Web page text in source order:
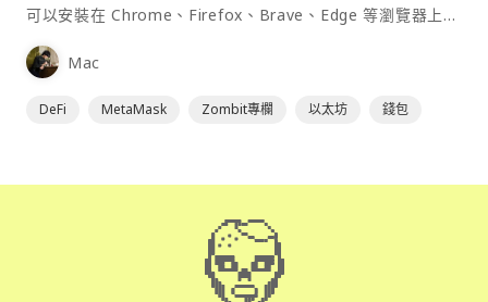
可以安裝在 Chrome、Firefox、Brave、Edge 等瀏覽器上作
為插件使用，具備許多功能且使用上非常方便。
Mac
DeFi MetaMask Zombit專欄 以太坊 錢包